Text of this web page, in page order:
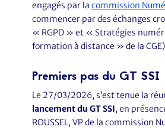
engagés par la commission
commencer par des échanges
« RGPD » et « Stratégies
formation à distance » de la
Premiers pas du GT SSI
Le 27/03/2026, s’est tenue la
lancement du GT SSI, en
ROUSSEL, VP de la commission